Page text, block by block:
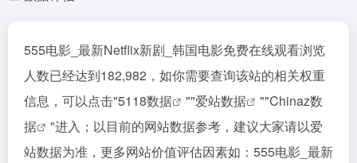
555电影_最新Netflix新剧_韩国电影免费在线观看浏览
人数已经达到182,982，如你需要查询该站的相关权重
信息，可以点击"5118数据 ""爱站数据 ""Chinaz数
据
"进入；以目前的网站数据参考，建议大家请以爱
站数据为准，更多网站价值评估因素如：555电影_最新